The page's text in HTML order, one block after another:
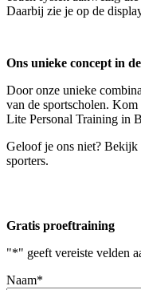
Daarbij zie je op de
Ons unieke concept in
Door onze unieke
van de sportscholen.
Lite Personal Training in
Geloof je ons niet? Bekijk
sporters.
Gratis proeftraining
"*" geeft vereiste velden
Naam*